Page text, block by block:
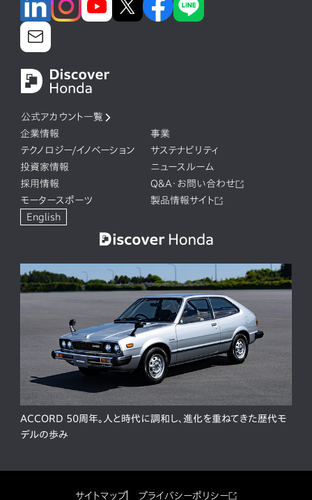
公式アカウント一覧
企業情報
事業
テクノロジー/イノベーション
サステナビリティ
投資家情報
ニュースルーム
採用情報
Q&A・お問い合わせ
モータースポーツ
製品情報サイト
English
ACCORD 50周年。人と時代に調和し、進化を重ねてきた歴代モ
デルの歩み
サイトマップ プライバシーポリシー